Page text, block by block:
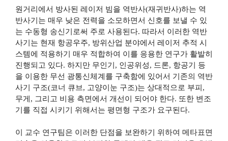
원거리에서 방사된 레이저 빔을 역반사(재귀반사)하는 역
반사기는 매우 낮은 전력을 소모하면서 신호를 보낼 수 있
는 수동형 송신기로써 주로 사용된다. 따라서 이러한 역반
사기는 현재 항공우주, 방위산업 분야에서 레이저 추적 시
스템에 적용하기 매우 적합하여 이를 응용한 연구가 활발히
진행되고 있다. 하지만 무인기 , 인공위성, 드론, 항공기 등
을 이용한 무선 광통신체계를 구축함에 있어서 기존의 역반
사기 구조(코너 큐브, 고양이눈 구조)는 상대적으로 부피 ,
무게 , 그리고 비용 측면에서 개선이 되어야 한다. 또한 변조
기를 직접 시키기 위해서는 평면형 구조가 요구된다.
이 교수 연구팀은 이러한 단점을 보완하기 위하여 메타표면